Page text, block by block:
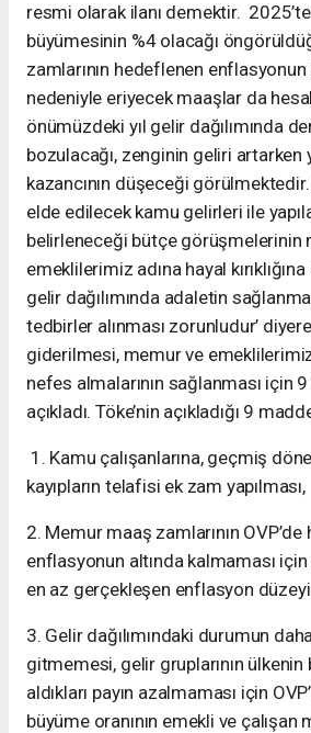
resmi olarak ilanı demektir.
büyümesinin %4 olacağı
zamlarının hedeflenen enflasyonun
nedeniyle eriyecek maaşlar da
önümüzdeki yıl gelir dağılımında
bozulacağı, zenginin geliri artarken
kazancının düşeceği
elde edilecek kamu gelirleri ile
belirleneceği bütçe görüşmelerinin
emeklilerimiz adına hayal
gelir dağılımında adaletin
tedbirler alınması zorunludur’
giderilmesi, memur ve
nefes almalarının sağlanması için
açıkladı. Töke’nin açıkladığı 9
1. Kamu çalışanlarına, geçmiş
kayıpların telafisi ek zam yapılması,
2. Memur maaş zamlarının
enflasyonun altında kalmaması için
en az gerçekleşen enflasyon
3. Gelir dağılımındaki durumun
gitmemesi, gelir gruplarının
aldıkları payın azalmaması için
büyüme oranının emekli ve çalışan